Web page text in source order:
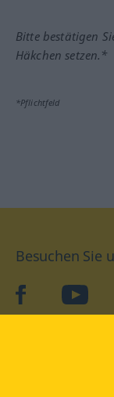
Bitte bestätigen
Häkchen setzen.*
*Pflichtfeld
Besuchen Sie
facebookYouTube